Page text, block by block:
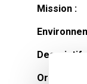
Mission :
Descriptif :